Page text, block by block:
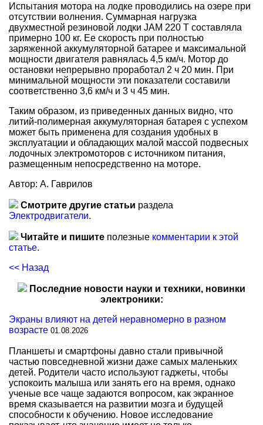
Испытания мотора на лодке проводились на озере при
отсутствии волнения. Суммарная нагрузка
двухместной резиновой лодки JAM 220 T составляла
примерно 100 кг. Ее скорость при полностью
заряженной аккумуляторной батарее и максимальной
мощности двигателя равнялась 4,5 км/ч. Мотор до
остановки непрерывно проработал 2 ч 20 мин. При
минимальной мощности эти показатели составили
соответственно 3,6 км/ч и 3 ч 45 мин.
Таким образом, из приведенных данных видно, что
литий-полимерная аккумуляторная батарея с успехом
может быть применена для создания удобных в
эксплуатации и обладающих малой массой подвесных
лодочных электромоторов с источником питания,
размещенным непосредственно на моторе.
Автор: А. Гаврилов
Смотрите другие статьи раздела
Электродвигатели.
Читайте и пишите полезные комментарии к этой
статье.
<< Назад
Последние новости науки и техники, новинки
электроники:
Экраны влияют на детей неравномерно в разном
возрасте 01.08.2026
Планшеты и смартфоны давно стали привычной
частью повседневной жизни даже самых маленьких
детей. Родители часто используют гаджеты, чтобы
успокоить малыша или занять его на время, однако
ученые все чаще задаются вопросом, как экранное
время сказывается на развитии мозга и будущей
способности к обучению. Новое исследование